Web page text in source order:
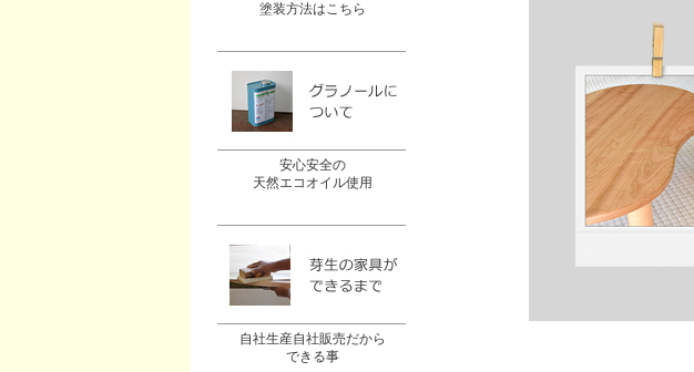
塗装方法はこちら
安心安全の
天然エコオイル使用
自社生産自社販売だから
できる事